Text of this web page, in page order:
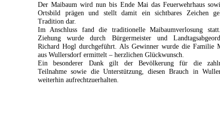
Der Maibaum wird nun bis Ende Mai das Feuerwehrhaus
Ortsbild prägen und stellt damit ein sichtbares Zeichen
Tradition dar.
Im Anschluss fand die traditionelle Maibaumverlosung
Ziehung wurde durch Bürgermeister und
Richard Hogl durchgeführt. Als Gewinner wurde die Familie
aus Wullersdorf ermittelt – herzlichen Glückwunsch.
Ein besonderer Dank gilt der Bevölkerung für die
Teilnahme sowie die Unterstützung, diesen Brauch in
weiterhin aufrechtzuerhalten.